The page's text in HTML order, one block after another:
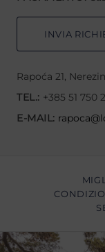
INVIA
Rapoća 21,
TEL.: +385 51 750
E-MAIL: